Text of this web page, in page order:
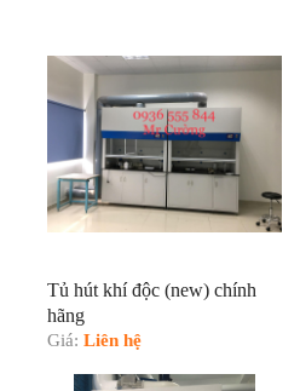
Tủ hút khí độc (new) chính
hãng
Giá: Liên hệ